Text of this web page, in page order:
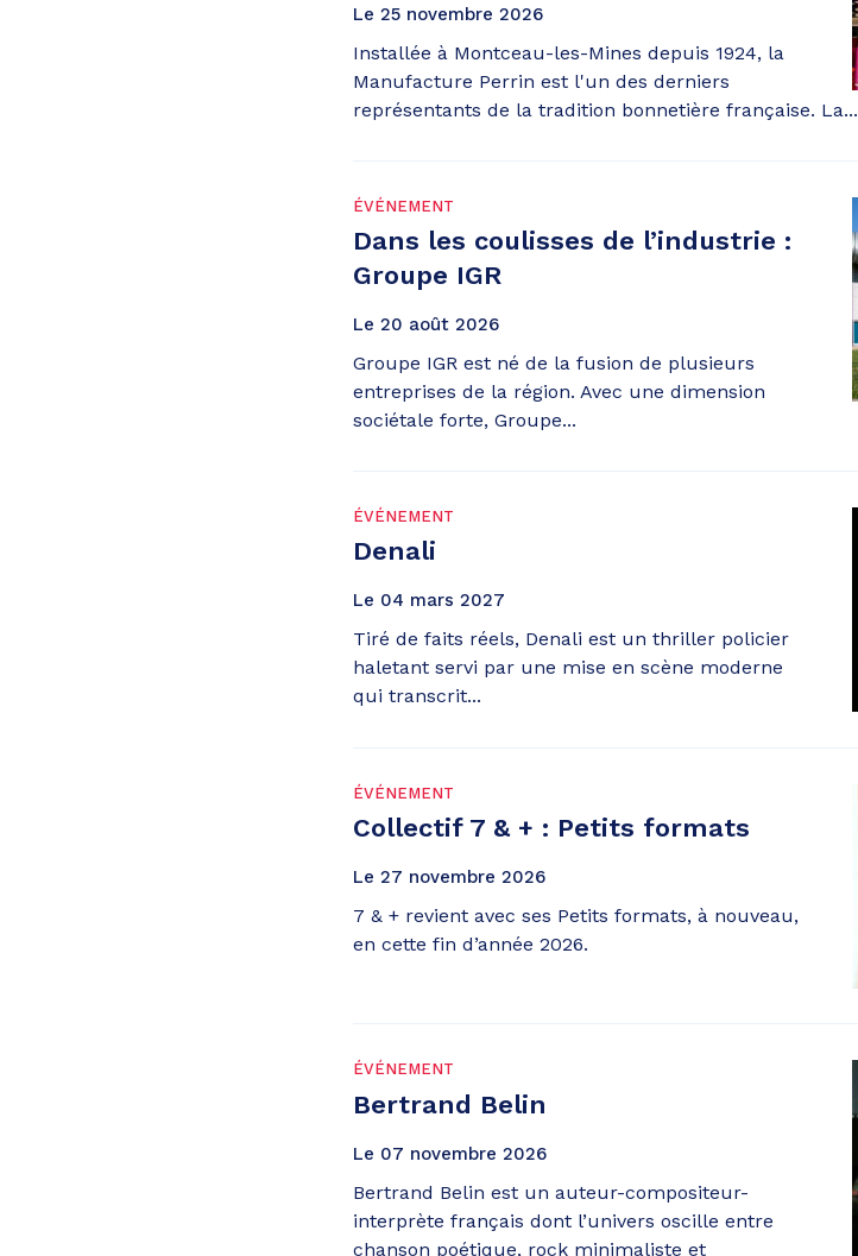
Le 25 novembre 2026
Installée à Montceau-les-Mines depuis 1924, la
Manufacture Perrin est l'un des derniers
représentants de la tradition bonnetière française. La...
ÉVÉNEMENT
Dans les coulisses de l’industrie :
Groupe IGR
Le 20 août 2026
Groupe IGR est né de la fusion de plusieurs
entreprises de la région. Avec une dimension
sociétale forte, Groupe...
ÉVÉNEMENT
Denali
Le 04 mars 2027
Tiré de faits réels, Denali est un thriller policier
haletant servi par une mise en scène moderne
qui transcrit...
ÉVÉNEMENT
Collectif 7 & + : Petits formats
Le 27 novembre 2026
7 & + revient avec ses Petits formats, à nouveau,
en cette fin d’année 2026.
ÉVÉNEMENT
Bertrand Belin
Le 07 novembre 2026
Bertrand Belin est un auteur-compositeur-
interprète français dont l’univers oscille entre
chanson poétique, rock minimaliste et